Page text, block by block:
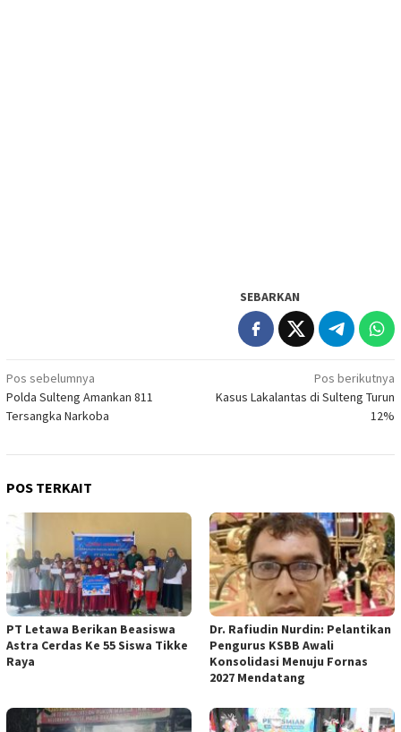
SEBARKAN
Navigasi
pos
Pos sebelumnya
Polda Sulteng Amankan 811
Tersangka Narkoba
Pos berikutnya
Kasus Lakalantas di Sulteng Turun
12%
POS TERKAIT
PT Letawa Berikan Beasiswa
Astra Cerdas Ke 55 Siswa Tikke
Raya
Dr. Rafiudin Nurdin: Pelantikan
Pengurus KSBB Awali
Konsolidasi Menuju Fornas
2027 Mendatang